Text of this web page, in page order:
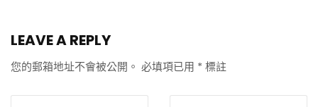
LEAVE A REPLY
您的郵箱地址不會被公開。 必填項已用 * 標註